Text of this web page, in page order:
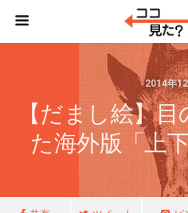
2014年
【だまし絵】
た海外版「上